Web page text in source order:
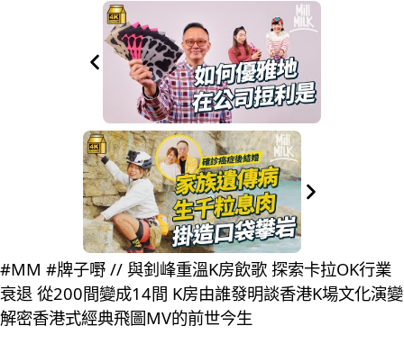
#MM #牌子嘢 // 與釗峰重溫K房飲歌 探索卡拉OK行業
衰退 從200間變成14間 K房由誰發明談香港K場文化演變
解密香港式經典飛圖MV的前世今生